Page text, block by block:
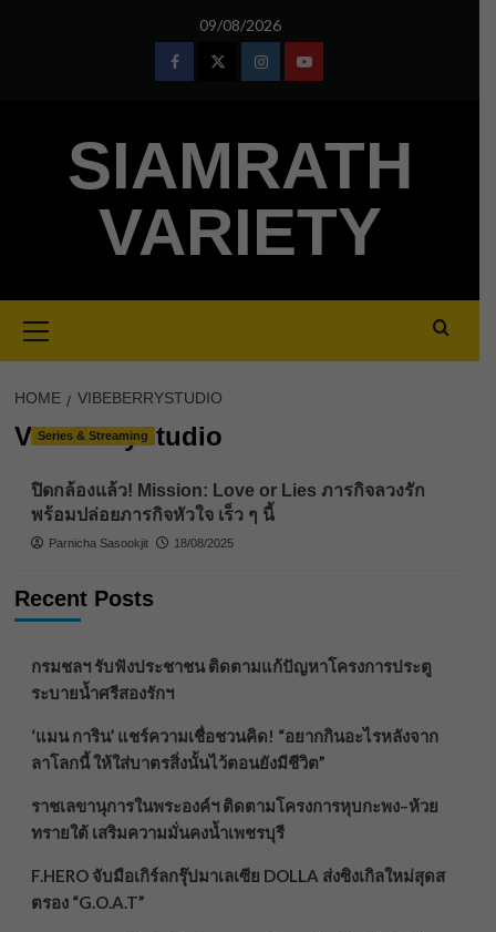
09/08/2026
FacebookTwitterInstagramYoutube
SIAMRATH
VARIETY
Menu
HOME VIBEBERRYSTUDIO
VibeBerryStudio
Series & Streaming
ปิดกล้องแล้ว! Mission: Love or Lies ภารกิจลวงรัก
พร้อมปล่อยภารกิจหัวใจ เร็ว ๆ นี้
Parnicha Sasookjit 18/08/2025
Recent Posts
กรมชลฯ รับฟังประชาชน ติดตามแก้ปัญหาโครงการประตู
ระบายน้ำศรีสองรักฯ
‘แมน การิน’ แชร์ความเชื่อชวนคิด! “อยากกินอะไรหลังจาก
ลาโลกนี้ ให้ใส่บาตรสิ่งนั้นไว้ตอนยังมีชีวิต”
ราชเลขานุการในพระองค์ฯ ติดตามโครงการหุบกะพง–ห้วย
ทรายใต้ เสริมความมั่นคงน้ำเพชรบุรี
F.HERO จับมือเกิร์ลกรุ๊ปมาเลเซีย DOLLA ส่งซิงเกิลใหม่สุดส
ตรอง “G.O.A.T”